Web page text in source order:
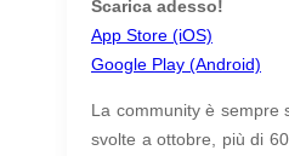
Scarica adesso!
App Store (iOS)
Google Play (Android)
La community è sempre
svolte a ottobre, più di